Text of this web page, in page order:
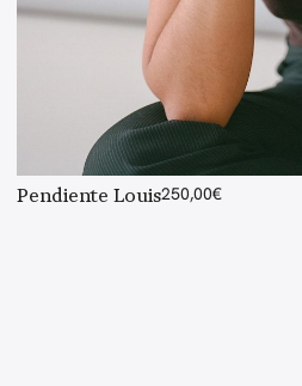
Pendiente Louis250,00€